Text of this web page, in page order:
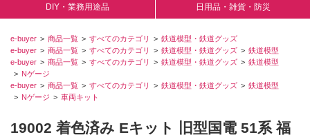
DIY・業務用途品 日用品・雑貨・防災
e-buyer 商品一覧 すべてのカテゴリ
鉄道模型・鉄道グッズ
e-buyer
商品一覧 すべてのカテゴリ 鉄道模型・鉄道グッズ
鉄道模型
e-buyer
商品一覧 すべてのカテゴリ 鉄道模型・鉄道グッズ
鉄道模型
Nゲージ
e-buyer
商品一覧 すべてのカテゴリ 鉄道模型・鉄道グッズ
鉄道模型
Nゲージ
車両キット
19002 着色済み Eキット 旧型国電 51系 福